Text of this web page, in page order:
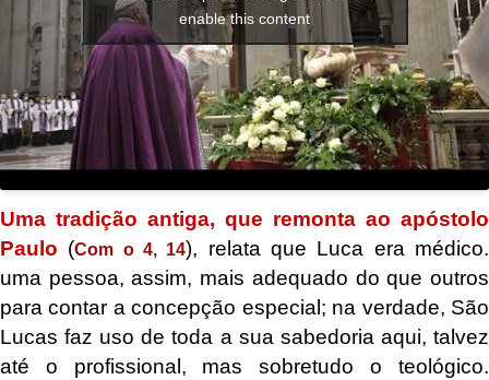
enable this content
Uma tradição antiga, que remonta ao apóstolo
Paulo (Com o 4, 14), relata que Luca era médico.
uma pessoa, assim, mais adequado do que outros
para contar a concepção especial; na verdade, São
Lucas faz uso de toda a sua sabedoria aqui, talvez
até o profissional, mas sobretudo o teológico.